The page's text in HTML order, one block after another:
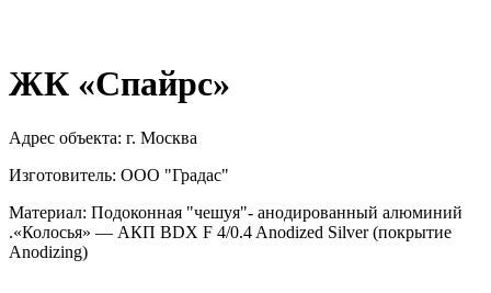
ЖК «Спайрс»
Адрес объекта: г. Москва
Изготовитель: ООО "Градас"
Материал: Подоконная "чешуя"- анодированный алюминий
.«Колосья» — АКП BDX F 4/0.4 Anodized Silver (покрытие
Anodizing)